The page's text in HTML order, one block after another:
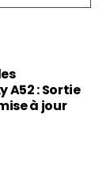
A52 : Sortie
à jour